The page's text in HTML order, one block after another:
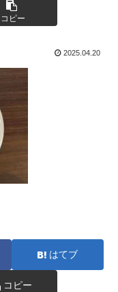
コピー
2025.04.20
はてブ
コピー